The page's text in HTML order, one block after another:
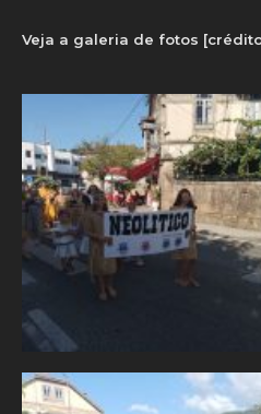
Veja a galeria de fotos